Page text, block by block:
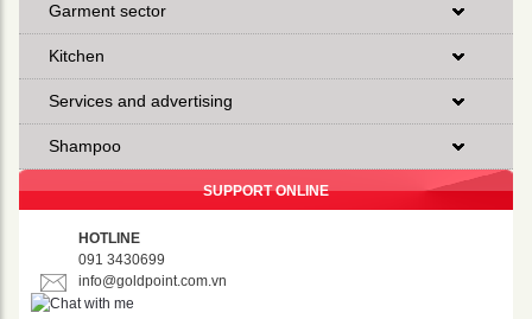
Garment sector
Kitchen
Services and advertising
Shampoo
SUPPORT ONLINE
HOTLINE
091 3430699
info@goldpoint.com.vn